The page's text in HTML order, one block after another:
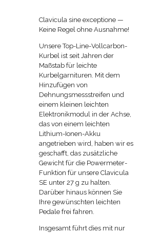
Clavicula sine exceptione —
Keine Regel ohne Ausnahme!
Unsere Top-Line-Vollcarbon-
Kurbel ist seit Jahren der
Maßstab für leichte
Kurbelgarnituren. Mit dem
Hinzufügen von
Dehnungsmessstreifen und
einem kleinen leichten
Elektronikmodul in der Achse,
das von einem leichten
Lithium-Ionen-Akku
angetrieben wird, haben wir es
geschafft, das zusätzliche
Gewicht für die Powermeter-
Funktion für unsere Clavicula
SE unter 27 g zu halten.
Darüber hinaus können Sie
Ihre gewünschten leichten
Pedale frei fahren.
Insgesamt führt dies mit nur